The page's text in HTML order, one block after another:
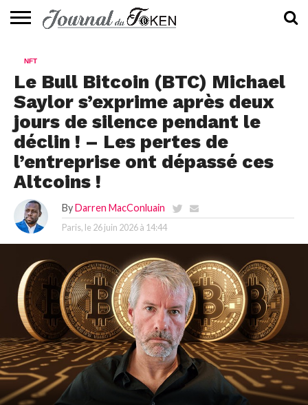
📰
EVALUATION
GUIDE
TENDANCES
À
CONTACTEZ-
NFT
Le Bull Bitcoin (BTC) Michael
Saylor s’exprime après deux
jours de silence pendant le
déclin ! – Les pertes de
l’entreprise ont dépassé ces
Altcoins !
By Darren MacConluain
Paris, le 26 juin 2026 à 14:44